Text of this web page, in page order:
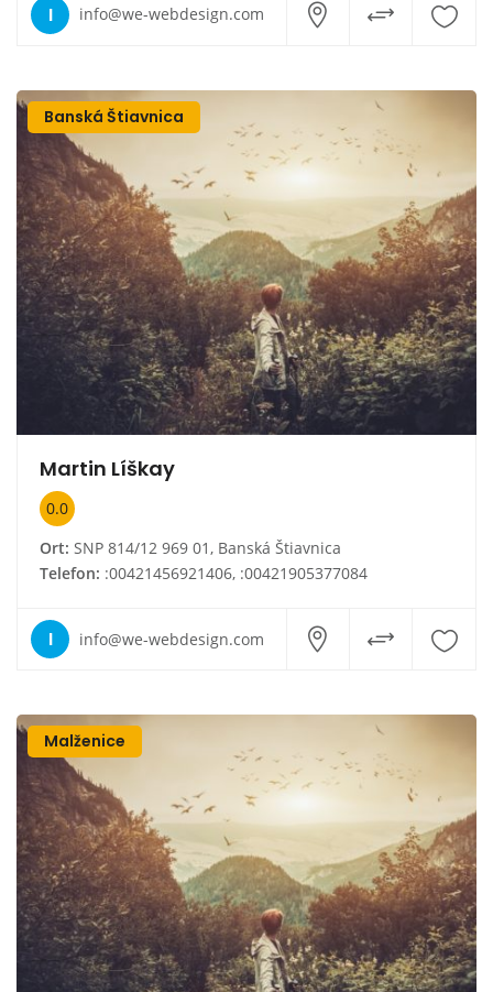
I info@we-webdesign.com
Banská Štiavnica
Martin Líškay
0.0
Ort: SNP 814/12 969 01, Banská Štiavnica
Telefon: :00421456921406, :00421905377084
I info@we-webdesign.com
Malženice